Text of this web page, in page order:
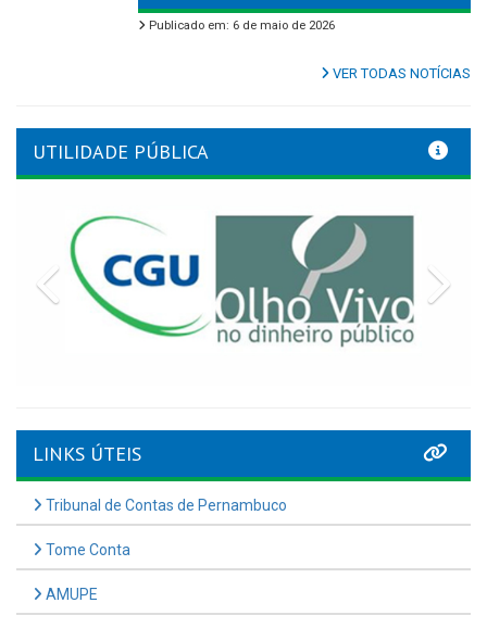
Publicado em: 6 de maio de 2026
VER TODAS NOTÍCIAS
UTILIDADE PÚBLICA
Previous
LINKS ÚTEIS
Tribunal de Contas de Pernambuco
Tome Conta
AMUPE